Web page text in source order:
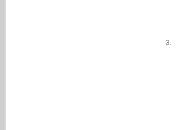
3.